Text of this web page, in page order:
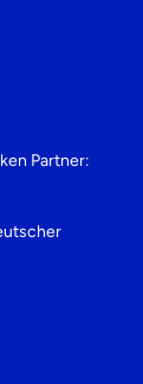
Partner: